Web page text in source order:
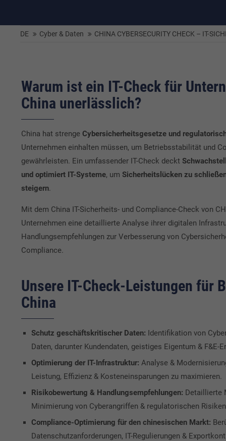
DE Cyber & Daten CHINA CYBERSECURITY CHECK – IT-
Warum ist ein IT-Check für
China unerlässlich?
China hat strenge Cybersicherheitsgesetze und
Unternehmen einhalten müssen, um Betriebsstabilität und
gewährleisten. Ein umfassender IT-Check deckt
und optimiert IT-Systeme, um Sicherheitslücken zu
steigern.
Mit dem China IT-Sicherheits- und Compliance-Check von
Unternehmen eine detaillierte Analyse ihrer digitalen
Handlungsempfehlungen zur Verbesserung von
Compliance.
Unsere IT-Check-Leistungen für
China
Schutz geschäftskritischer Daten: Identifikation von
Daten, darunter Kundendaten, geistiges Eigentum & F&E-
Optimierung der IT-Infrastruktur: Analyse &
Leistung, Effizienz & Kosteneinsparungen zu maximieren.
Risikobewertung & Handlungsempfehlungen: Detaillierte
Minimierung von Cyberangriffen & regulatorischen
Compliance-Optimierung für den chinesischen Markt:
Datenschutzanforderungen, IT-Regulierungen &